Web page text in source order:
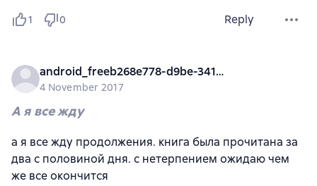
1 0 Reply
android_freeb268e778-d9be-341f-b8d9-0ab257cf33ca
4 November 2017
А я все жду
а я все жду продолжения. книга была прочитана за
два с половиной дня. с нетерпением ожидаю чем
же все окончится